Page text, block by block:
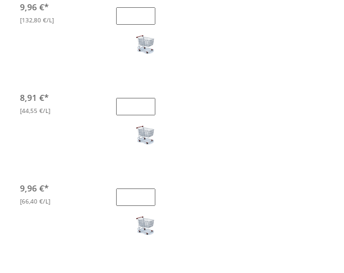
9,96 €*
[132,80 €/L]
8,91 €*
[44,55 €/L]
9,96 €*
[66,40 €/L]